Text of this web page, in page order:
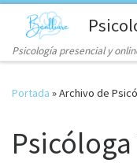
Skip to content
Psicología presencial y
Portada »Archivo de
Psicóloga